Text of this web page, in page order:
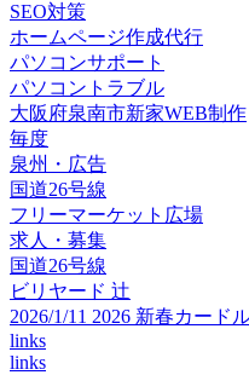
SEO対策
ホームページ作成代行
パソコンサポート
パソコントラブル
大阪府泉南市新家WEB制作
毎度
泉州・広告
国道26号線
フリーマーケット広場
求人・募集
国道26号線
ビリヤード 辻
2026/1/11 2026 新春カード
links
links